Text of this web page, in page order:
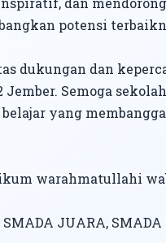
potensi
dukungan dan
Jember. Semoga
yang
warahmatullahi
SMADA JUARA, SMADA